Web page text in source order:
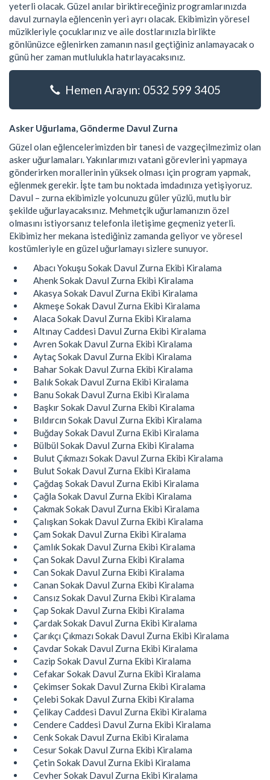
yeterli olacak. Güzel anılar biriktireceğiniz programlarınızda
davul zurnayla eğlencenin yeri ayrı olacak. Ekibimizin yöresel
müzikleriyle çocuklarınız ve aile dostlarınızla birlikte
gönlünüzce eğlenirken zamanın nasıl geçtiğiniz anlamayacak o
günü her zaman mutlulukla hatırlayacaksınız.
Hemen Arayın: 0532 599 3405
Asker Uğurlama, Gönderme Davul Zurna
Güzel olan eğlencelerimizden bir tanesi de vazgeçilmezimiz olan
asker uğurlamaları. Yakınlarımızı vatani görevlerini yapmaya
gönderirken morallerinin yüksek olması için program yapmak,
eğlenmek gerekir. İşte tam bu noktada imdadınıza yetişiyoruz.
Davul – zurna ekibimizle yolcunuzu güler yüzlü, mutlu bir
şekilde uğurlayacaksınız. Mehmetçik uğurlamanızın özel
olmasını istiyorsanız telefonla iletişime geçmeniz yeterli.
Ekibimiz her mekana istediğiniz zamanda geliyor ve yöresel
kostümleriyle en güzel uğurlamayı sizlere sunuyor.
Abacı Yokuşu Sokak Davul Zurna Ekibi Kiralama
Ahenk Sokak Davul Zurna Ekibi Kiralama
Akasya Sokak Davul Zurna Ekibi Kiralama
Akmeşe Sokak Davul Zurna Ekibi Kiralama
Alaca Sokak Davul Zurna Ekibi Kiralama
Altınay Caddesi Davul Zurna Ekibi Kiralama
Avren Sokak Davul Zurna Ekibi Kiralama
Aytaç Sokak Davul Zurna Ekibi Kiralama
Bahar Sokak Davul Zurna Ekibi Kiralama
Balık Sokak Davul Zurna Ekibi Kiralama
Banu Sokak Davul Zurna Ekibi Kiralama
Başkır Sokak Davul Zurna Ekibi Kiralama
Bıldırcın Sokak Davul Zurna Ekibi Kiralama
Buğday Sokak Davul Zurna Ekibi Kiralama
Bülbül Sokak Davul Zurna Ekibi Kiralama
Bulut Çıkmazı Sokak Davul Zurna Ekibi Kiralama
Bulut Sokak Davul Zurna Ekibi Kiralama
Çağdaş Sokak Davul Zurna Ekibi Kiralama
Çağla Sokak Davul Zurna Ekibi Kiralama
Çakmak Sokak Davul Zurna Ekibi Kiralama
Çalışkan Sokak Davul Zurna Ekibi Kiralama
Çam Sokak Davul Zurna Ekibi Kiralama
Çamlık Sokak Davul Zurna Ekibi Kiralama
Çan Sokak Davul Zurna Ekibi Kiralama
Can Sokak Davul Zurna Ekibi Kiralama
Canan Sokak Davul Zurna Ekibi Kiralama
Cansız Sokak Davul Zurna Ekibi Kiralama
Çap Sokak Davul Zurna Ekibi Kiralama
Çardak Sokak Davul Zurna Ekibi Kiralama
Çarıkçı Çıkmazı Sokak Davul Zurna Ekibi Kiralama
Çavdar Sokak Davul Zurna Ekibi Kiralama
Cazip Sokak Davul Zurna Ekibi Kiralama
Cefakar Sokak Davul Zurna Ekibi Kiralama
Çekimser Sokak Davul Zurna Ekibi Kiralama
Çelebi Sokak Davul Zurna Ekibi Kiralama
Çelikay Caddesi Davul Zurna Ekibi Kiralama
Cendere Caddesi Davul Zurna Ekibi Kiralama
Cenk Sokak Davul Zurna Ekibi Kiralama
Cesur Sokak Davul Zurna Ekibi Kiralama
Çetin Sokak Davul Zurna Ekibi Kiralama
Cevher Sokak Davul Zurna Ekibi Kiralama